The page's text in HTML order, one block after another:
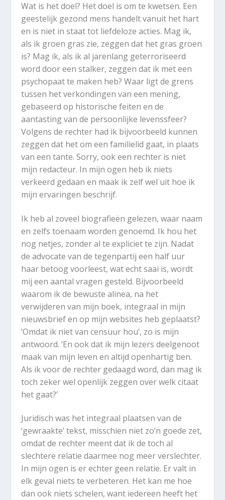
Wat is het doel? Het doel is om te kwetsen. Een
geestelijk gezond mens handelt vanuit het hart
en is niet in staat tot liefdeloze acties. Mag ik,
als ik groen gras zie, zeggen dat het gras groen
is? Mag ik, als ik al jarenlang geterroriseerd
word door een stalker, zeggen dat ik met een
psychopaat te maken heb? Waar ligt de grens
tussen het verkondingen van een mening,
gebaseerd op historische feiten en de
aantasting van de persoonlijke levenssfeer?
Volgens de rechter had ik bijvoorbeeld kunnen
zeggen dat het om een familielid gaat, in plaats
van een tante. Sorry, ook een rechter is niet
mijn redacteur. In mijn ogen heb ik niets
verkeerd gedaan en maak ik zelf wel uit hoe ik
mijn ervaringen beschrijf.
Ik heb al zoveel biografieën gelezen, waar naam
en zelfs toenaam worden genoemd. Ik hou het
nog netjes, zonder al te expliciet te zijn. Nadat
de advocate van de tegenpartij een half uur
haar betoog voorleest, wat echt saai is, wordt
mij een aantal vragen gesteld. Bijvoorbeeld
waarom ik de bewuste alinea, na het
verwijderen van mijn boek, integraal in mijn
nieuwsbrief en op mijn websites heb geplaatst?
‘Omdat ik niet van censuur hou’, zo is mijn
antwoord. ‘En ook dat ik mijn lezers deelgenoot
maak van mijn leven en altijd openhartig ben.
Als ik voor de rechter gedaagd word, dan mag ik
toch zeker wel openlijk zeggen over welk citaat
het gaat?’
Juridisch was het integraal plaatsen van de
‘gewraakte’ tekst, misschien niet zo’n goede zet,
omdat de rechter meent dat ik de toch al
slechtere relatie daarmee nog meer verslechter.
In mijn ogen is er echter geen relatie. Er valt in
elk geval niets te verbeteren. Het kan me hoe
dan ook niets schelen, want iedereen heeft het